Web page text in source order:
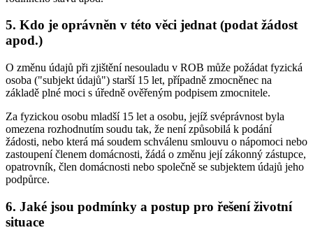
5. Kdo je oprávněn v této věci jednat (podat žádost
apod.)
O změnu údajů při zjištění nesouladu v ROB může požádat fyzická
osoba ("subjekt údajů") starší 15 let, případně zmocněnec na
základě plné moci s úředně ověřeným podpisem zmocnitele.
Za fyzickou osobu mladší 15 let a osobu, jejíž svéprávnost byla
omezena rozhodnutím soudu tak, že není způsobilá k podání
žádosti, nebo která má soudem schválenu smlouvu o nápomoci nebo
zastoupení členem domácnosti, žádá o změnu její zákonný zástupce,
opatrovník, člen domácnosti nebo společně se subjektem údajů jeho
podpůrce.
6. Jaké jsou podmínky a postup pro řešení životní
situace